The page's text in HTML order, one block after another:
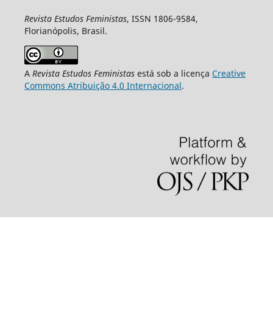
Revista Estudos Feministas, ISSN 1806-9584,
Florianópolis, Brasil.
A Revista Estudos Feministasestá sob a licença Creative
Commons Atribuição 4.0 Internacional.